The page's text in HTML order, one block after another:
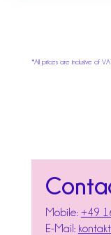
*All prices are inclusive of
Mobile: +49
E-Mail: